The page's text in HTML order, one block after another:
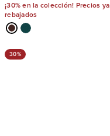
¡30% en la colección! Precios ya
rebajados
30%